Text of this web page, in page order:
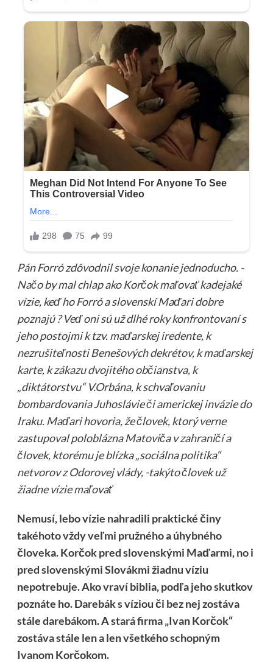
Pán Forró zdôvodnil svoje konanie jednoducho. -
Načo by mal chlap ako Korčok maľovať kadejaké
vízie, keď ho Forró a slovenskí Maďari dobre
poznajú ? Veď oni sú už dlhé roky konfrontovaní s
jeho postojmi k tzv. maďarskej iredente, k
nezrušiteľnosti Benešových dekrétov, k maďarskej
karte, k zákazu dvojitého občianstva, k
„diktátorstvu“ V.Orbána, k schvaľovaniu
bombardovania Juhoslávie či americkej invázie do
Iraku. Maďari hovoria, že človek, ktorý verne
zastupoval poloblázna Matoviča v zahraničí a
človek, ktorému je blízka „sociálna politika“
netvorov z Odorovej vlády, -takýto človek už
žiadne vízie maľovať
Nemusí, lebo vízie nahradili praktické činy
takéhoto vždy veľmi pružného a úhybného
človeka. Korčok pred slovenskými Maďarmi, no i
pred slovenskými Slovákmi žiadnu víziu
nepotrebuje. Ako vraví biblia, podľa jeho skutkov
poznáte ho. Darebák s víziou či bez nej zostáva
stále darebákom. A stará firma „Ivan Korčok“
zostáva stále len a len všetkého schopným
Ivanom Korčokom.